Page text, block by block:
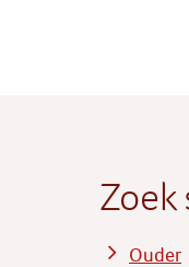
Zoek
Ouder